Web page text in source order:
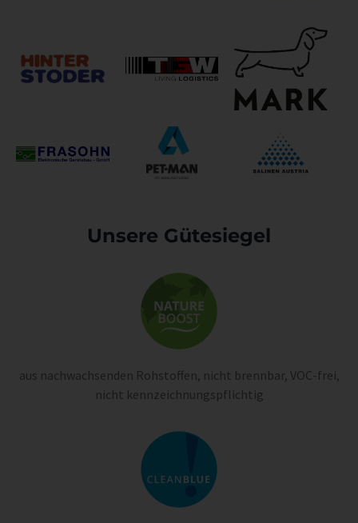
Unsere Gütesiegel
aus nachwachsenden Rohstoffen, nicht brennbar, VOC-frei,
nicht kennzeichnungspflichtig